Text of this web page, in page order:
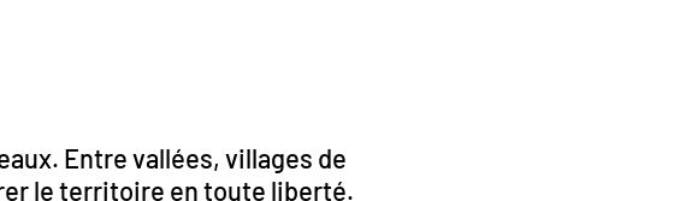
Entre vallées, villages de
le territoire en toute liberté.